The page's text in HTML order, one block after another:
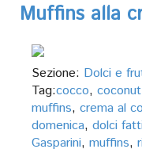
Muffins alla
Sezione: Dolci e
Tag:cocco, coconut
muffins, crema al
domenica, dolci
Gasparini, muffins,